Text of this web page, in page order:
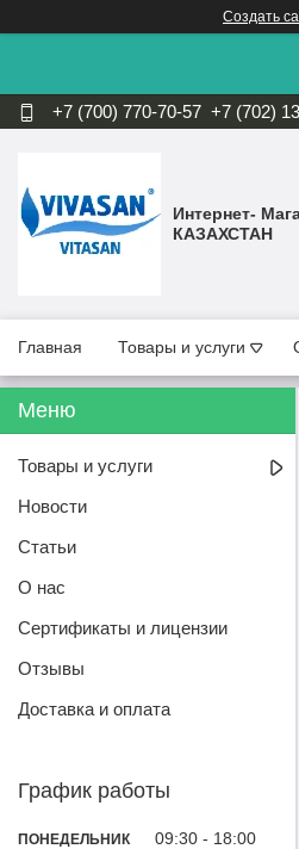
Создать
+7 (700) 770-70-57 +7 (702)
Интернет-
КАЗАХСТАН
Главная Товары и услуги
Товары и услуги
Новости
Статьи
О нас
Сертификаты и лицензии
Отзывы
Доставка и оплата
График работы
ПОНЕДЕЛЬНИК 09:30 18:00